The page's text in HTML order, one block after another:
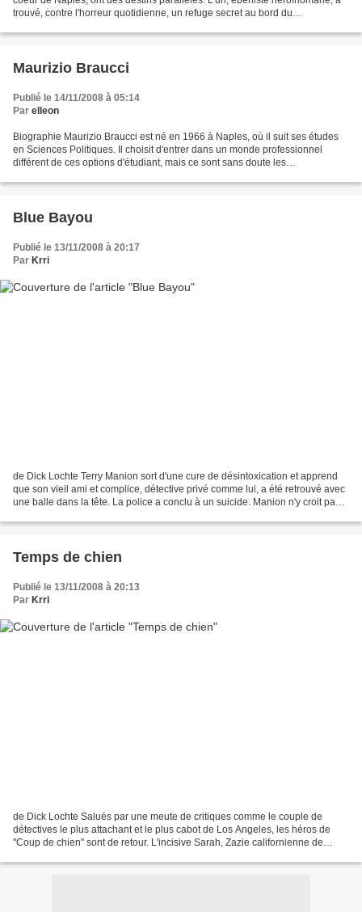
trouvé, contre l'horreur quotidienne, un refuge secret au bord du
Maurizio Braucci
Publié le 14/11/2008 à 05:14
Par elleon
Biographie Maurizio Braucci est né en 1966 à Naples, où il suit ses études
en Sciences Politiques. Il choisit d'entrer dans un monde professionnel
différent de ces options d'étudiant, mais ce sont sans doute les
Blue Bayou
Publié le 13/11/2008 à 20:17
Par Krri
de Dick Lochte Terry Manion sort d'une cure de désintoxication et apprend
que son vieil ami et complice, détective privé comme lui, a été retrouvé avec
une balle dans la tête. La police a conclu à un suicide. Manion n'y croit pas,
Temps de chien
Publié le 13/11/2008 à 20:13
Par Krri
de Dick Lochte Salués par une meute de critiques comme le couple de
détectives le plus attachant et le plus cabot de Los Angeles, les héros de
"Coup de chien" sont de retour. L'incisive Sarah, Zazie californienne de